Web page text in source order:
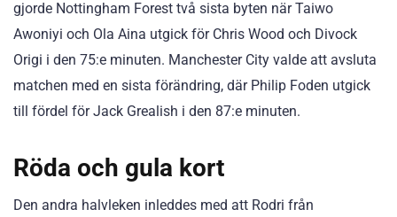
gjorde Nottingham Forest två sista byten när Taiwo
Awoniyi och Ola Aina utgick för Chris Wood och Divock
Origi i den 75:e minuten. Manchester City valde att avsluta
matchen med en sista förändring, där Philip Foden utgick
till fördel för Jack Grealish i den 87:e minuten.
Röda och gula kort
Den andra halvleken inleddes med att Rodri från